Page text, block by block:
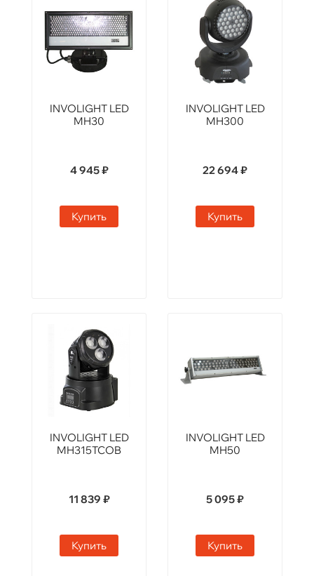
INVOLIGHT LED
MH30
4 945 ₽
Купить
INVOLIGHT LED
MH300
22 694 ₽
Купить
INVOLIGHT LED
MH315TCOB
11 839 ₽
Купить
INVOLIGHT LED
MH50
5 095 ₽
Купить